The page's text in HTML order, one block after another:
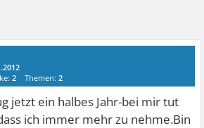
2 Themen:2
jetzt ein halbes Jahr-bei mir tut
ich immer mehr zu nehme.Bin